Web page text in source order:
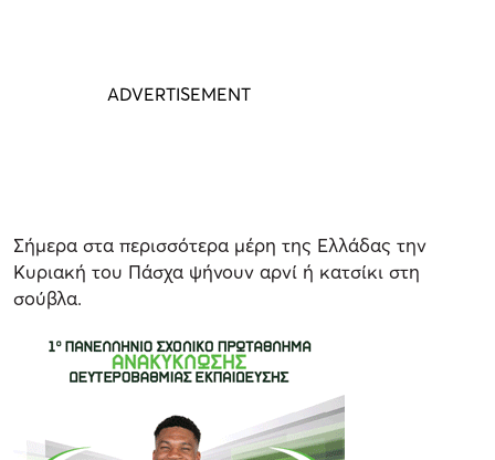
Σήμερα στα περισσότερα μέρη της Ελλάδας την
Κυριακή του Πάσχα ψήνουν αρνί ή κατσίκι στη
σούβλα.